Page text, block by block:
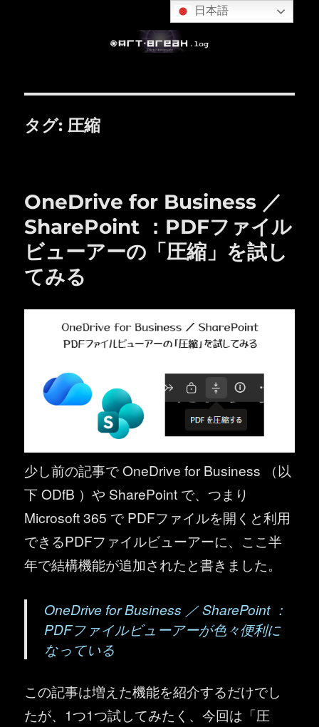
タグ: 圧縮
OneDrive for Business ／
SharePoint ：PDFファイル
ビューアーの「圧縮」を試し
てみる
少し前の記事で OneDrive for Business （以
下 ODfB ）や SharePoint で、つまり
Microsoft 365 で PDFファイルを開くと利用
できるPDFファイルビューアーに、ここ半
年で結構機能が追加されたと書きました。
OneDrive for Business ／ SharePoint ：
PDFファイルビューアーが色々便利に
なっている
この記事は増えた機能を紹介するだけでし
たが、1つ1つ試してみたく、今回は「圧
日本語